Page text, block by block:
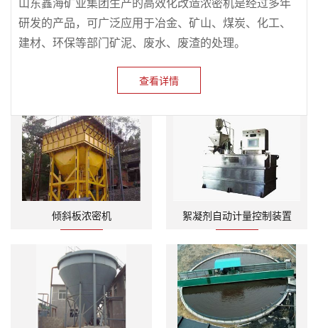
研发的产品，可广泛应用于冶金、矿山、煤炭、化工、
建材、环保等部门矿泥、废水、废渣的处理。
查看详情
倾斜板浓密机 絮凝剂自动计量控制装置